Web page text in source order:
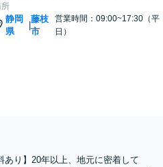
静岡
県
|
藤枝
市
営業時間：09:00~17:30（平
日）
あり】20年以上、地元に密着して